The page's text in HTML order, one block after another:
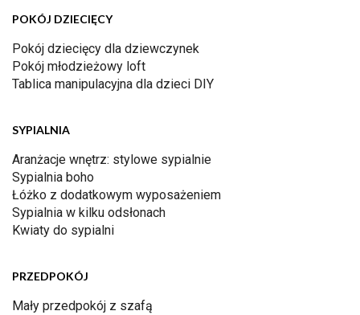
POKÓJ DZIECIĘCY
Pokój dziecięcy dla dziewczynek
Pokój młodzieżowy loft
Tablica manipulacyjna dla dzieci DIY
SYPIALNIA
Aranżacje wnętrz: stylowe sypialnie
Sypialnia boho
Łóżko z dodatkowym wyposażeniem
Sypialnia w kilku odsłonach
Kwiaty do sypialni
PRZEDPOKÓJ
Mały przedpokój z szafą